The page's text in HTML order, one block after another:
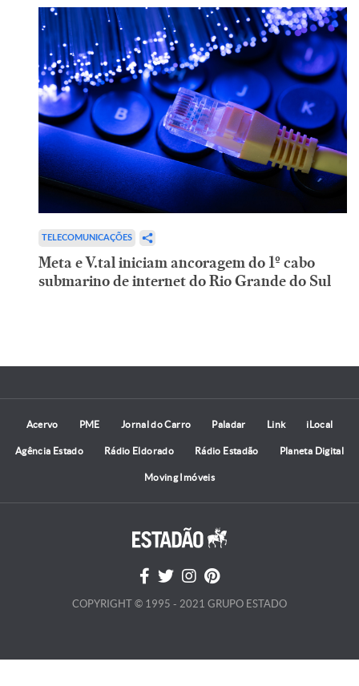
TELECOMUNICAÇÕES
Meta e V.tal iniciam ancoragem do 1º cabo
submarino de internet do Rio Grande do Sul
Acervo PME Jornal do Carro Paladar Link iLocal
Agência Estado Rádio Eldorado Rádio Estadão Planeta Digital
Moving Imóveis
COPYRIGHT © 1995 - 2021 GRUPO ESTADO